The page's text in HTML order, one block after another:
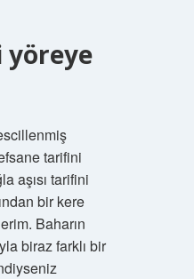
yöreye
tarifini
aşısı tarifini
bir kere
Baharın
biraz farklı bir